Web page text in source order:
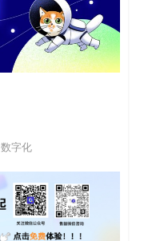
数字化